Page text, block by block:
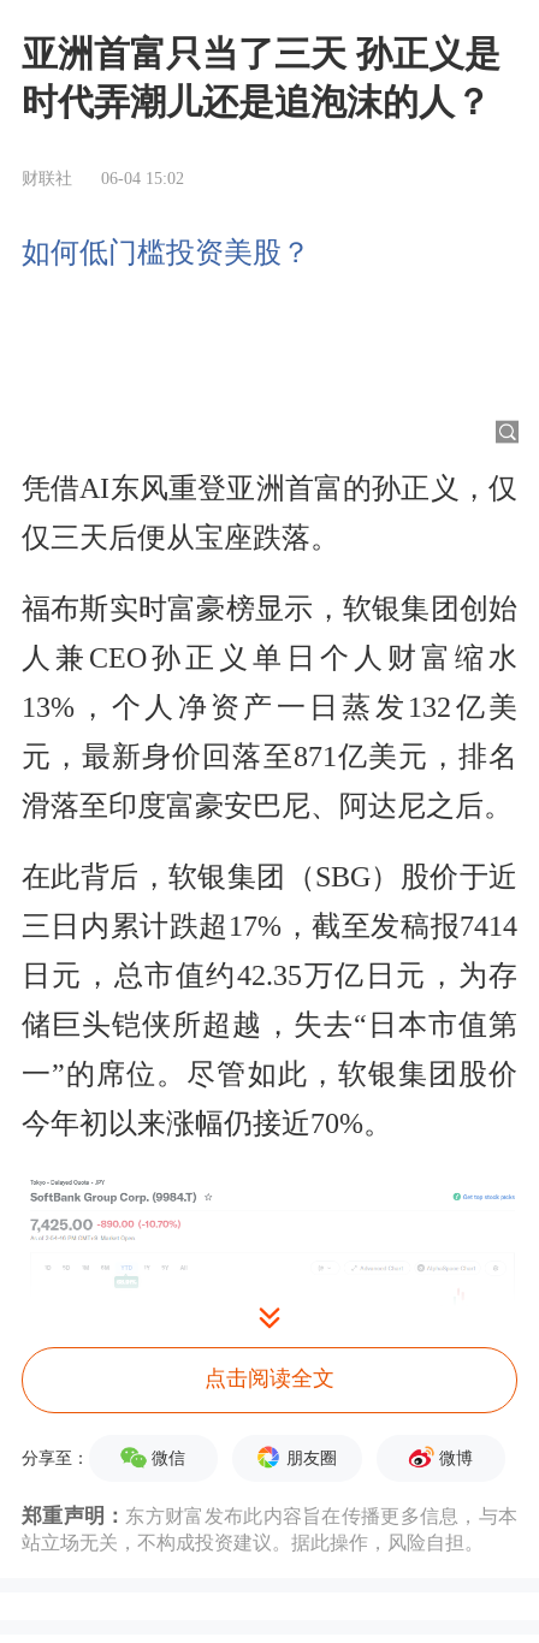
亚洲首富只当了三天 孙正义是
时代弄潮儿还是追泡沫的人？
财联社 06-04 15:02
如何低门槛投资美股？
凭借AI东风重登亚洲首富的孙正义，仅
仅三天后便从宝座跌落。
福布斯实时富豪榜显示，软银集团创始
人兼CEO孙正义单日个人财富缩水
13%，个人净资产一日蒸发132亿美
元，最新身价回落至871亿美元，排名
滑落至印度富豪安巴尼、阿达尼之后。
在此背后，软银集团（SBG）股价于近
三日内累计跌超17%，截至发稿报7414
日元，总市值约42.35万亿日元，为存
储巨头铠侠所超越，失去“日本市值第
一”的席位。尽管如此，软银集团股价
今年初以来涨幅仍接近70%。
使孙正义个人财富和软银市值发生剧烈
变动的自然是AI。
点击阅读全文
分享至： 微信 朋友圈 微博
郑重声明： 东方财富发布此内容旨在传播更多信息，与本
站立场无关，不构成投资建议。据此操作，风险自担。